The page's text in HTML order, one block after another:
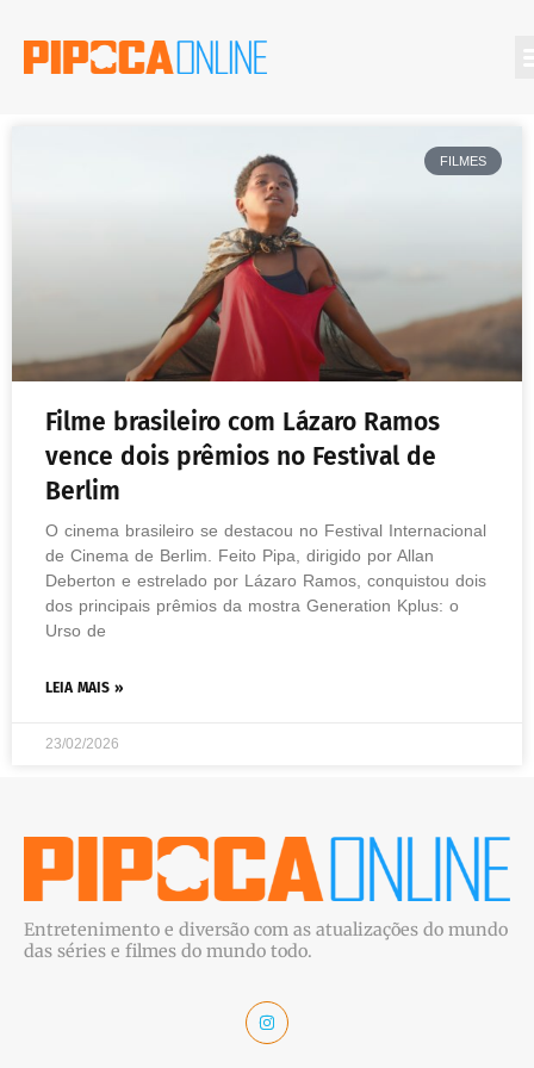
FILMES
Filme brasileiro com Lázaro Ramos
vence dois prêmios no Festival de
Berlim
O cinema brasileiro se destacou no Festival Internacional
de Cinema de Berlim. Feito Pipa, dirigido por Allan
Deberton e estrelado por Lázaro Ramos, conquistou dois
dos principais prêmios da mostra Generation Kplus: o
Urso de
LEIA MAIS »
23/02/2026
Entretenimento e diversão com as atualizações do mundo
das séries e filmes do mundo todo.